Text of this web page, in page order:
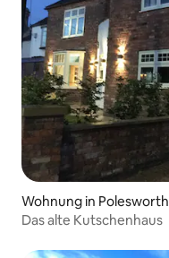
Wohnung in Polesworth
Das alte Kutschenhaus